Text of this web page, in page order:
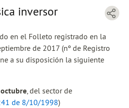
inversor
en el Folleto registrado en la
de 2017 (nº de Registro
a su disposición la siguiente
, del sector de
de 8/10/1998)